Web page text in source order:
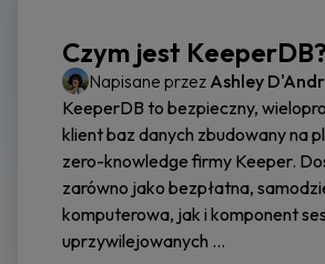
Czym jest KeeperDB?
Napisane przez Ashley
KeeperDB to bezpieczny,
klient baz danych zbudowany na
zero-knowledge firmy Keeper.
zarówno jako bezpłatna,
komputerowa, jak i komponent
uprzywilejowanych ...